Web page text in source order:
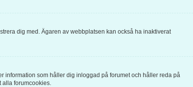
dig med. Ägaren av webbplatsen kan också ha inaktiverat
information som håller dig inloggad på forumet och håller reda på
alla forumcookies.